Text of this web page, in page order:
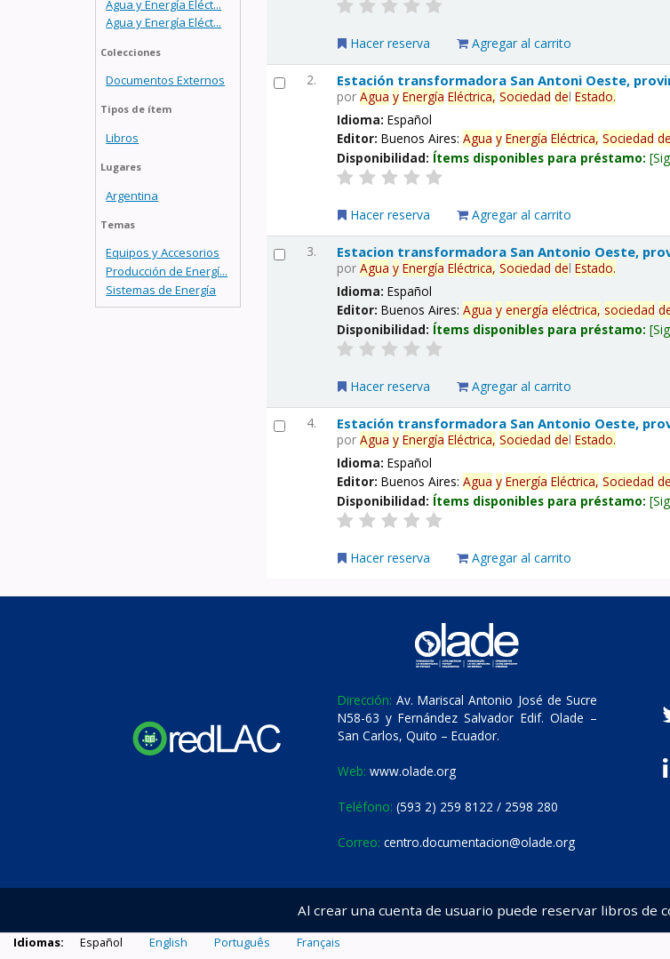
Agua y Energía Eléct...
Agua y Energía Eléct...
Colecciones
Documentos Externos
Tipos de ítem
Libros
Lugares
Argentina
Temas
Equipos y Accesorios
Producción de Energí...
Sistemas de Energía
Hacer reserva Agregar al carrito
2. Estación transformadora San Antoni Oeste,
porAgua y Energía Eléctrica, Sociedad delEstado.
Idioma:Español
Editor:Buenos Aires:Agua y Energía Eléctrica, Sociedad
Disponibilidad: Ítems disponibles para préstamo:
Hacer reserva Agregar al carrito
3. Estacion transformadora San Antonio Oeste,
porAgua y Energía Eléctrica, Sociedad delEstado.
Idioma:Español
Editor:Buenos Aires:Agua y energía eléctrica, sociedad
Disponibilidad: Ítems disponibles para préstamo:
Hacer reserva Agregar al carrito
4. Estación transformadora San Antonio Oeste,
porAgua y Energía Eléctrica, Sociedad delEstado.
Idioma:Español
Editor:Buenos Aires:Agua y Energía Eléctrica, Sociedad
Disponibilidad: Ítems disponibles para préstamo:
Hacer reserva Agregar al carrito
Dirección: Av. Mariscal Antonio José de Sucre
N58-63 y Fernández Salvador Edif. Olade –
San Carlos, Quito – Ecuador.
Web: www.olade.org
Teléfono: (593 2) 259 8122 / 2598 280
Correo: centro.documentacion@olade.org
Al crear una cuenta de usuario puede reservar libros de
Idiomas: Español English Português Français